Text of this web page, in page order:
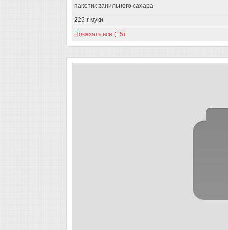
пакетик ванильного сахара
225 г муки
Показать все (15)